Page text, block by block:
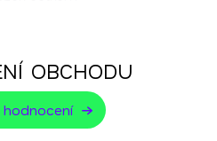
á
d
a
c
OBCHODU